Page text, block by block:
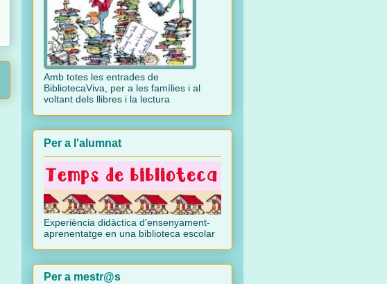
Amb totes les entrades de
BibliotecaViva, per a les famílies i al
voltant dels llibres i la lectura
Per a l'alumnat
Experiència didàctica d'ensenyament-
aprenentatge en una biblioteca escolar
Per a mestr@s